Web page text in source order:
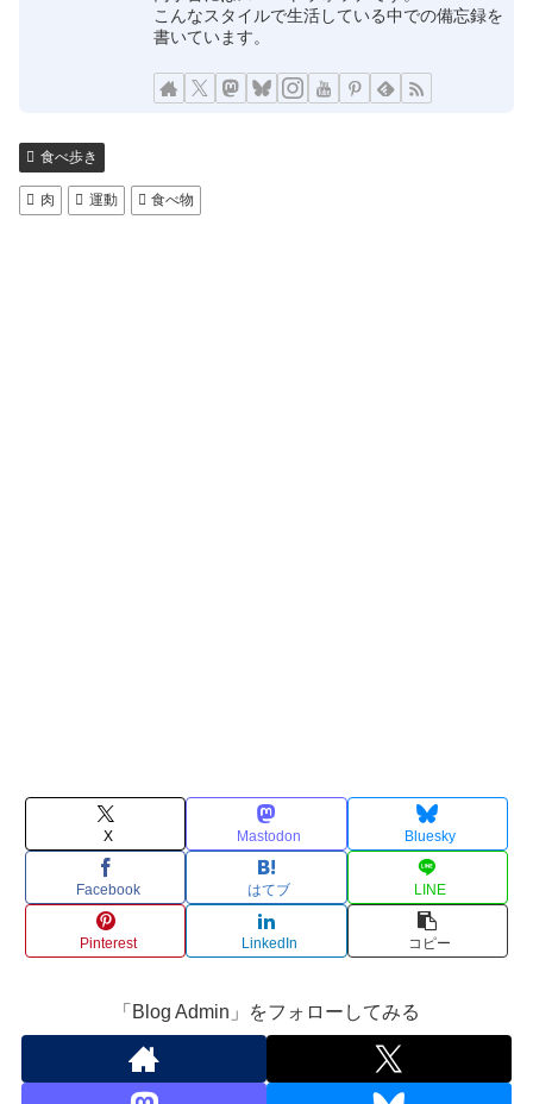
こんなスタイルで生活している中での備忘録を
書いています。
食べ歩き
肉 運動 食べ物
X Mastodon Bluesky
Facebook はてブ LINE
Pinterest LinkedIn コピー
「Blog Admin」をフォローしてみる